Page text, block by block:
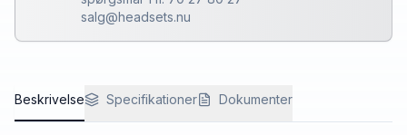
salg@headsets.nu
Beskrivelse Specifikationer Dokumenter